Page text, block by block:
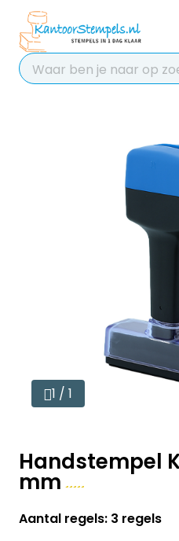
Chat 24/7
voor hulp
Contact
1 / 1
Handstempel
mm
Aantal regels: 3 regels